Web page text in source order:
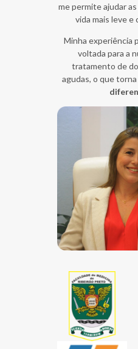
me permite ajudar
vida mais leve e
Minha experiência
voltada para a
tratamento de
agudas, o que torna